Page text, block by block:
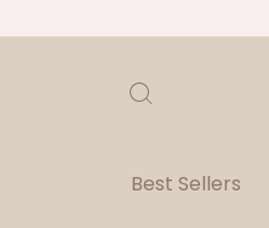
Best Sellers